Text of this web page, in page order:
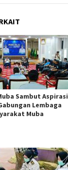
Sambut Aspirasi
Lembaga
Muba